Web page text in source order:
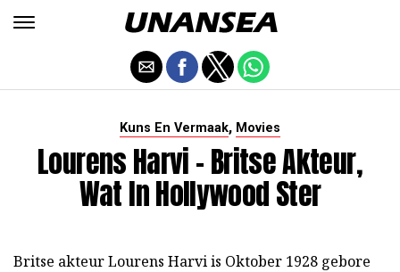
Kuns En Vermaak, Movies
Lourens Harvi - Britse Akteur,
Wat In Hollywood Ster
Britse akteur Lourens Harvi is Oktober 1928 gebore